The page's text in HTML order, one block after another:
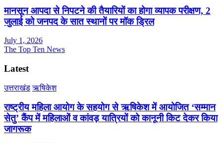
मानसून आपदा से निपटने की तैयारियों का होगा व्यापक परीक्षण, 2
जुलाई को जनपद के सात स्थानों पर मॉक ड्रिल
July 1, 2026
The Top Ten News
Latest
उत्तराखंड ऋषिकेश
राष्ट्रीय महिला आयोग के सहयोग से ऋषिकेश में आयोजित ‘सम्मान
सेतु’ कैंप में महिलाओं व कांवड़ यात्रियों को कानूनी किट देकर किया
जागरूक